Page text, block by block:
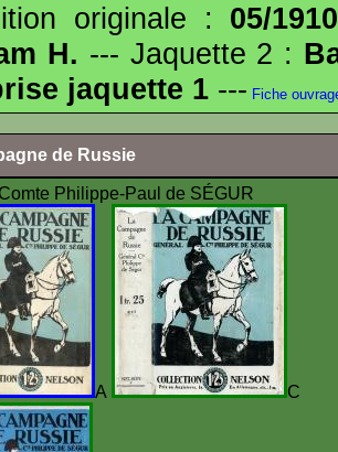
originale : 05/1910
H. --- Jaquette 2 :
jaquette 1 --- Fiche
de Russie
Philippe-Paul de SÉGUR
A